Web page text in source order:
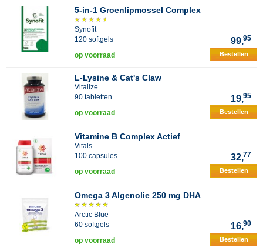
5-in-1 Groenlipmossel Complex
Synofit
120 softgels
99,95
op voorraad Bestellen
L-Lysine & Cat's Claw
Vitalize
90 tabletten
19,95
op voorraad Bestellen
Vitamine B Complex Actief
Vitals
100 capsules
32,77
op voorraad Bestellen
Omega 3 Algenolie 250 mg DHA
Arctic Blue
60 softgels
16,90
op voorraad Bestellen